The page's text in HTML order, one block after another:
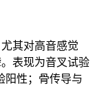
其对高音感觉
表现为音叉试验
阳性；骨传导与